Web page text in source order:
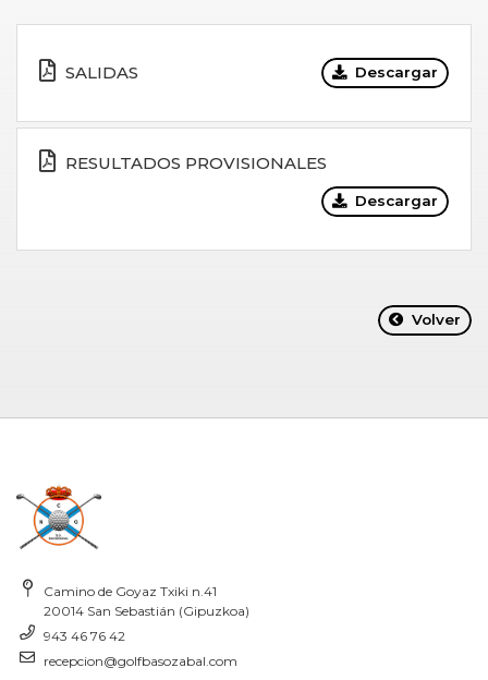
SALIDAS Descargar
RESULTADOS PROVISIONALES
Descargar
Volver
Camino de Goyaz Txiki n.41
20014 San Sebastián (Gipuzkoa)
943 46 76 42
recepcion@golfbasozabal.com